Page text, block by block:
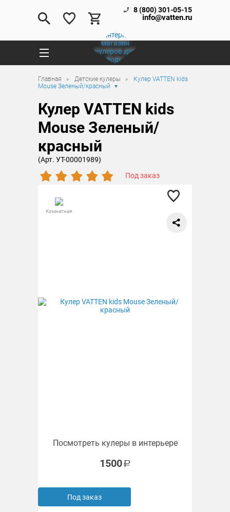
8 (800) 301-05-15
info@vatten.ru
Главная Детские кулеры
Кулер VATTEN kids
Mouse Зеленый/красный
Кулер VATTEN kids
Mouse Зеленый/
красный
(Арт. УТ-00001989)
Под заказ
Комнатная
Посмотреть кулеры в интерьере
1500
Под заказ